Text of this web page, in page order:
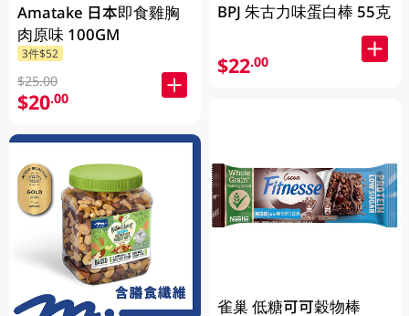
Amatake 日本即食雞胸
肉原味 100GM
3件$52
$25.00
$20.00
BPJ 朱古力味蛋白棒 55克
$22.00
雀巢 低糖可可穀物棒